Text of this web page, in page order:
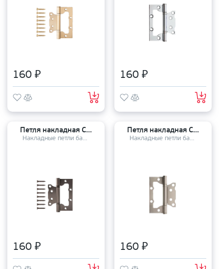
160 ₽ 160 ₽
Петля накладная Code Deco 100*75*2,5 - В2 GRF
Накладные петли бабочки
160 ₽
Петля накладная Code Deco 100*75*2,5 - В2 NIS
Накладные петли бабочки
160 ₽